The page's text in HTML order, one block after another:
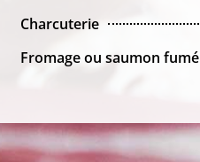
Charcuterie
Fromage ou saumon fumé